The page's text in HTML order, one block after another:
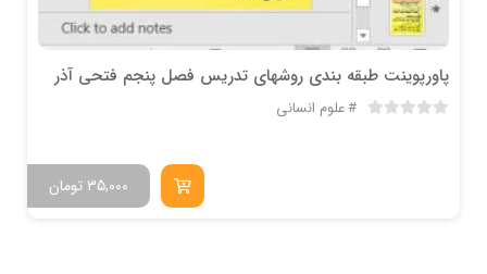
پاورپوینت طبقه بندی روشهای تدریس فصل پنجم فتحی آذر
علوم انسانی
تومان35,000